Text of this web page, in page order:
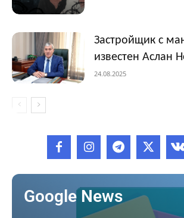
Застройщик с
известен Аслан
24.08.2025
Google News